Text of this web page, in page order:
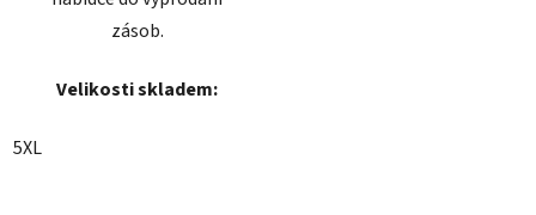
zásob.
Velikosti skladem:
5XL